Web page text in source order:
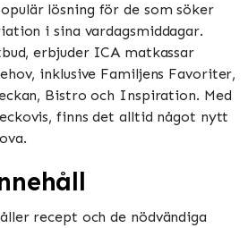
lösning för de som söker
i sina vardagsmiddagar.
erbjuder ICA matkassar
inklusive Familjens Favoriter,
Bistro och Inspiration​​​​. Med
finns det alltid något nytt
recept och de nödvändiga